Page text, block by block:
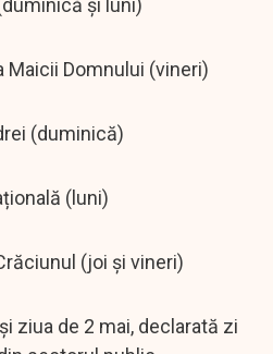
Domnului (vineri)
(duminică)
(luni)
(joi și vineri)
ziua de 2 mai, declarată zi